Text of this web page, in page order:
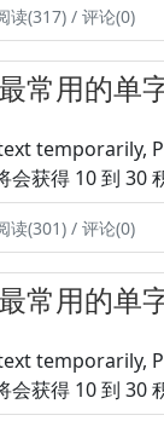
读(317) / 评论(0)
常用的单
temporarily,
会获得 10 到 30
读(301) / 评论(0)
常用的单
temporarily,
会获得 10 到 30